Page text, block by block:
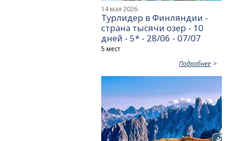
14 мая 2026
Турлидер в Финляндии -
страна тысячи озер - 10
дней - 5* - 28/06 - 07/07
5 мест
Подробнее